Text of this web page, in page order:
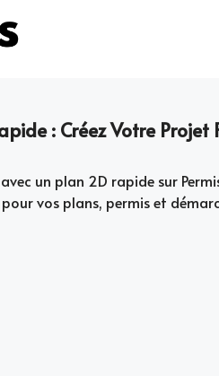
: Créez Votre
un plan 2D rapide sur
vos plans, permis et